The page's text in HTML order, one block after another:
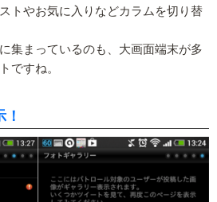
トやお気に入りなどカラムを切り替
集まっているのも、大画面端末が多
ですね。